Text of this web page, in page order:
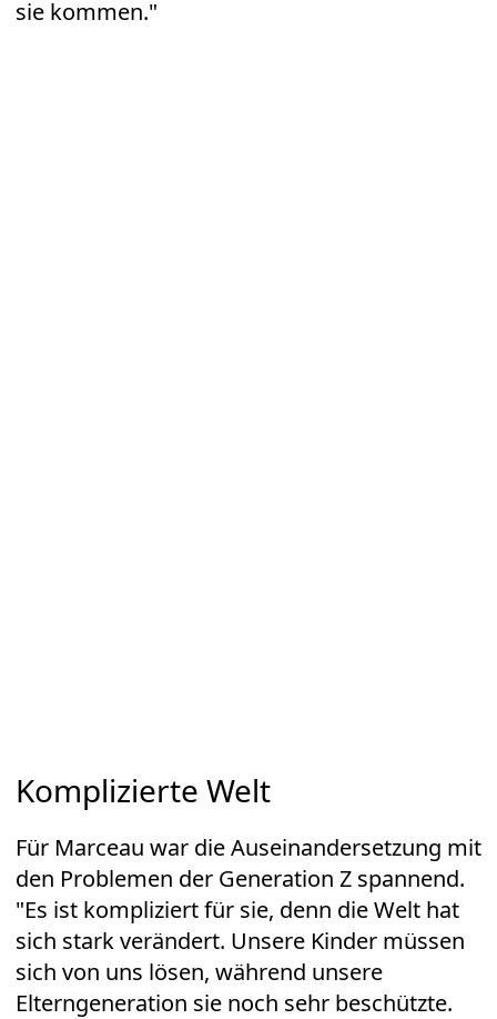
sie kommen."
Komplizierte Welt
Für Marceau war die Auseinandersetzung mit
den Problemen der Generation Z spannend.
"Es ist kompliziert für sie, denn die Welt hat
sich stark verändert. Unsere Kinder müssen
sich von uns lösen, während unsere
Elterngeneration sie noch sehr beschützte.